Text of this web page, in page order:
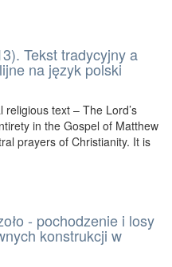
Tekst tradycyjny a
na język polski
text – The Lord’s
in the Gospel of Matthew
prayers of Christianity. It is
- pochodzenie i losy
konstrukcji w